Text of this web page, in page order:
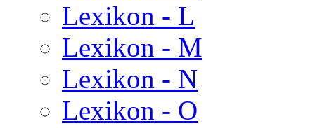
Lexikon - L
Lexikon - M
Lexikon - N
Lexikon - O